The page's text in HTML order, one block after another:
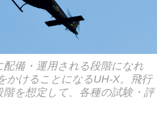
配備・運用される段階になれ
かけることになるUH-X。飛行
階を想定して、各種の試験・評